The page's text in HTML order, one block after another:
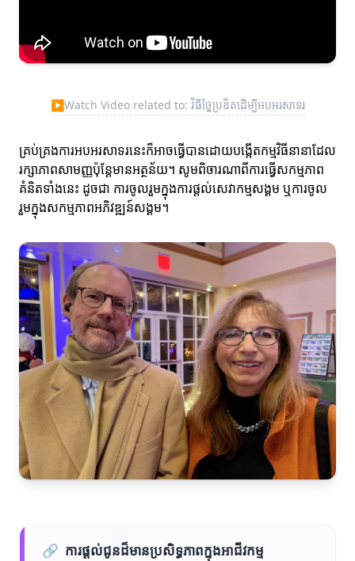
▶Watch Video related to: វិធីច្នៃប្រឌិតដើម្បីអបអរសាទរ
គ្រប់គ្រងការអបអរសាទរនេះក៏អាចធ្វើបានដោយបង្កើតកម្មវិធីនានាដែល
រក្សាភាពសាមញ្ញប៉ុន្តែមានអត្ថន័យ។ សូមពិចារណាពីការធ្វើសកម្មភាព
គំនិតទាំងនេះ ដូចជា ការចូលរួមក្នុងការផ្ដល់សេវាកម្មសង្គម ឬការចូល
រួមក្នុងសកម្មភាពអភិវឌ្ឍន៍សង្គម។
🔗 ការផ្តល់ជូនដ៏មានប្រសិទ្ធភាពក្នុងអាជីវកម្ម